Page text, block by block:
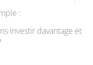
:
investir davantage et